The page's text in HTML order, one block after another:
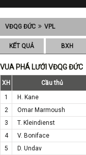
VĐQG ĐỨC VPL
KẾT QUẢ BXH
VUA PHÁ LƯỚI VĐQG ĐỨC
XH Cầu thủ
1
H. Kane
2
Omar Marmoush
3
T. Kleindienst
4
V. Boniface
5
D. Undav